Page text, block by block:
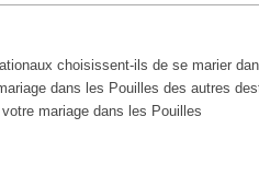
choisissent-ils de se marier
dans les Pouilles des autres
mariage dans les Pouilles